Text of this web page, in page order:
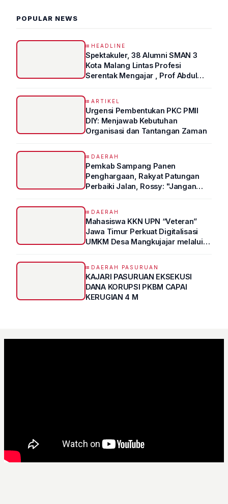
POPULAR NEWS
HEADLINE
Spektakuler, 38 Alumni SMAN 3
Kota Malang Lintas Profesi
Serentak Mengajar , Prof Abdul
ARTIKEL
Urgensi Pembentukan PKC PMII
DIY: Menjawab Kebutuhan
Organisasi dan Tantangan Zaman
DAERAH
Pemkab Sampang Panen
Penghargaan, Rakyat Patungan
Perbaiki Jalan, Rossy: "Jangan
DAERAH
Mahasiswa KKN UPN “Veteran”
Jawa Timur Perkuat Digitalisasi
UMKM Desa Mangkujajar melalui
DAERAH PASURUAN
KAJARI PASURUAN EKSEKUSI
DANA KORUPSI PKBM CAPAI
KERUGIAN 4 M